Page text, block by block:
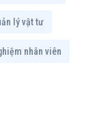
lý vật tư
nhân viên